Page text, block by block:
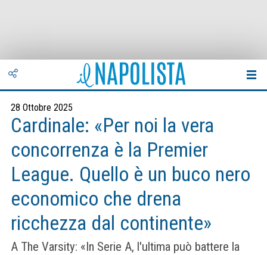
28 Ottobre 2025
Cardinale: «Per noi la vera
concorrenza è la Premier
League. Quello è un buco nero
economico che drena
ricchezza dal continente»
A The Varsity: «In Serie A, l'ultima può battere la